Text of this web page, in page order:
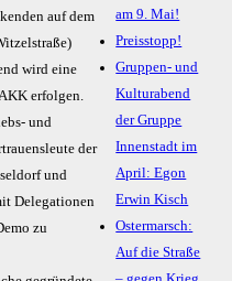
auf dem
wird eine
erfolgen.
und
der
und
Delegationen
zu
am 9. Mai!
Preisstopp!
Gruppen- und
Kulturabend
der Gruppe
Innenstadt im
April: Egon
Erwin Kisch
Ostermarsch:
Auf die Straße